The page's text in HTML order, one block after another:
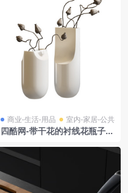
商业-生活-用品 室内-家居-公共
四酷网-带干花的衬线花瓶子 3
io